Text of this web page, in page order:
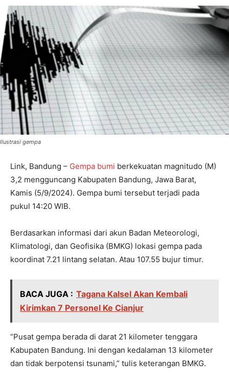
Ilustrasi gempa
Link, Bandung – Gempa bumi berkekuatan magnitudo (M)
3,2 mengguncang Kabupaten Bandung, Jawa Barat,
Kamis (5/9/2024). Gempa bumi tersebut terjadi pada
pukul 14:20 WIB.
Berdasarkan informasi dari akun Badan Meteorologi,
Klimatologi, dan Geofisika (BMKG) lokasi gempa pada
koordinat 7.21 lintang selatan. Atau 107.55 bujur timur.
BACA JUGA : Tagana Kalsel Akan Kembali
Kirimkan 7 Personel Ke Cianjur
“Pusat gempa berada di darat 21 kilometer tenggara
Kabupaten Bandung. Ini dengan kedalaman 13 kilometer
dan tidak berpotensi tsunami,” tulis keterangan BMKG.